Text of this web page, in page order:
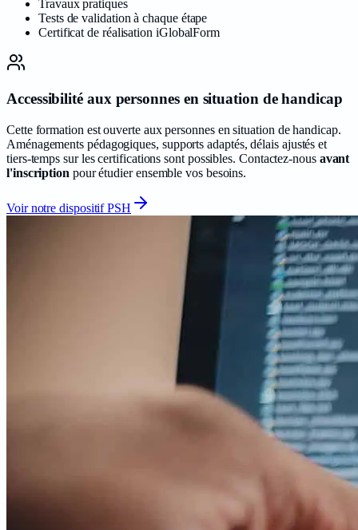
Travaux pratiques
Tests de validation à chaque étape
Certificat de réalisation iGlobalForm
Accessibilité aux personnes en situation de handicap
Cette formation est ouverte aux personnes en situation de handicap.
Aménagements pédagogiques, supports adaptés, délais ajustés et
tiers-temps sur les certifications sont possibles. Contactez-nous avant
l'inscription pour étudier ensemble vos besoins.
Voir notre dispositif PSH